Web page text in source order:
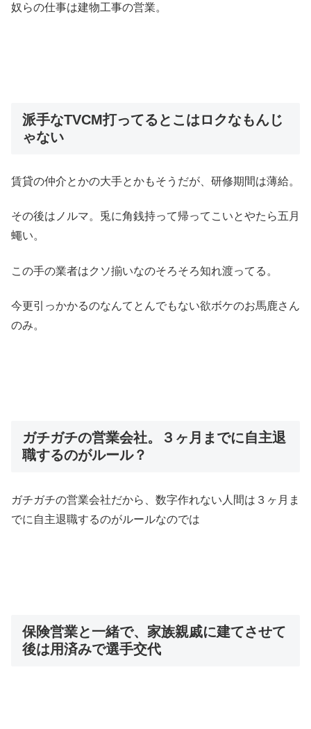
奴らの仕事は建物工事の営業。
派手なTVCM打ってるとこはロクなもんじ
ゃない
賃貸の仲介とかの大手とかもそうだが、研修期間は薄給。
その後はノルマ。兎に角銭持って帰ってこいとやたら五月
蠅い。
この手の業者はクソ揃いなのそろそろ知れ渡ってる。
今更引っかかるのなんてとんでもない欲ボケのお馬鹿さん
のみ。
ガチガチの営業会社。３ヶ月までに自主退
職するのがルール？
ガチガチの営業会社だから、数字作れない人間は３ヶ月ま
でに自主退職するのがルールなのでは
保険営業と一緒で、家族親戚に建てさせて
後は用済みで選手交代